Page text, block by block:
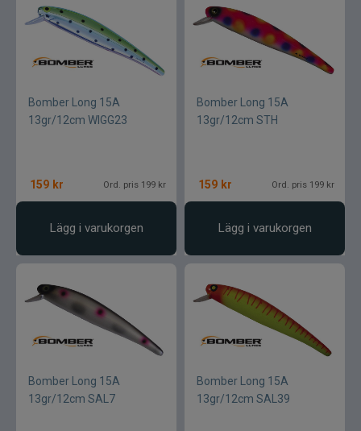
Mitchell
Molix
Mora
Myran
Nils Master
Okuma
Partridge
Bomber Long 15A
13gr/12cm WIGG23
159 kr Ord. pris 199 kr
Lägg i varukorgen
Bomber Long 15A
13gr/12cm STH
159 kr Ord. pris 199 kr
Lägg i varukorgen
Bomber Long 15A
13gr/12cm SAL7
Bomber Long 15A
13gr/12cm SAL39